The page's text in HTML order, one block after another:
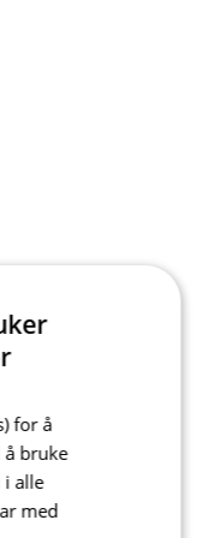
for å
å bruke
i alle
med